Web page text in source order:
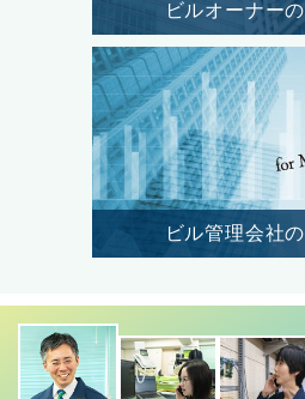
ビルオーナーの
ビル管理会社の